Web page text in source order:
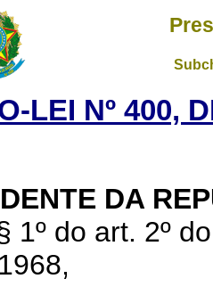
LEI Nº 400,
DA
1º do art. 2º